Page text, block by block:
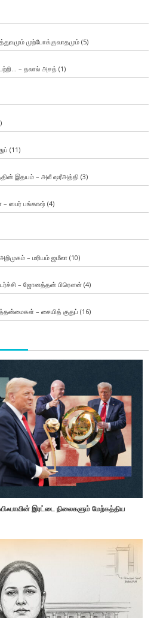
முற்போக்குவாதமும்(5)
– தலால் அசத் (1)
(11)
இதயம் – அலீ ஷரீஅத்தி (3)
– ஸபர் பங்காஷ் (4)
– மரியம் ஜமீலா (10)
– ஜோனத்தன் பிரௌன் (4)
– சையித் குதுப் (16)
இரட்டை நிலைகளும் மேற்கத்திய